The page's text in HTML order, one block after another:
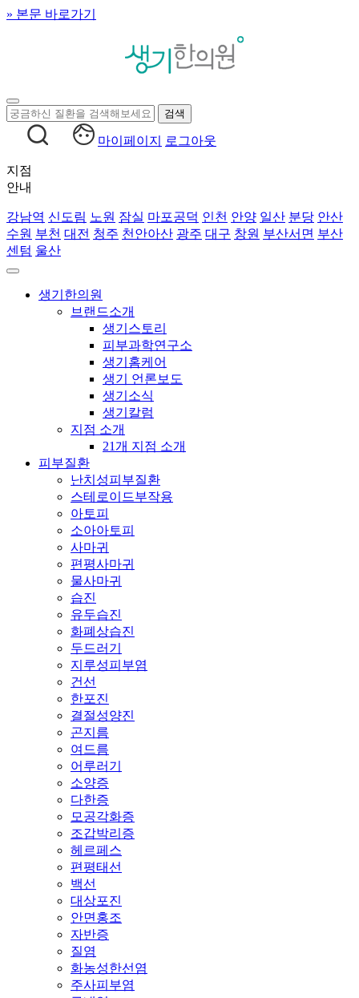
» 본문 바로가기
마이페이지 로그아웃
지점
안내
강남역 신도림 노원 잠실 마포공덕 인천 안양 일산 분당 안산
수원 부천 대전 청주 천안아산 광주 대구 창원 부산서면 부산
센텀 울산
생기한의원
브랜드소개
생기스토리
피부과학연구소
생기홈케어
생기 언론보도
생기소식
생기칼럼
지점 소개
21개 지점 소개
피부질환
난치성피부질환
스테로이드부작용
아토피
소아아토피
사마귀
편평사마귀
물사마귀
습진
유두습진
화폐상습진
두드러기
지루성피부염
건선
한포진
결절성양진
곤지름
여드름
어루러기
소양증
다한증
모공각화증
조갑박리증
헤르페스
편평태선
백선
대상포진
안면홍조
자반증
질염
화농성한선염
주사피부염